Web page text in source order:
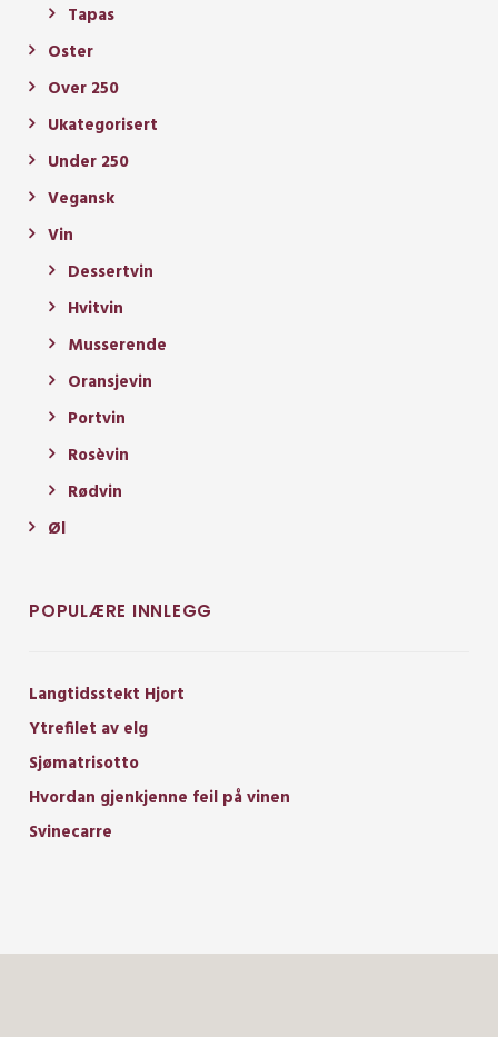
Tapas
Oster
Over 250
Ukategorisert
Under 250
Vegansk
Vin
Dessertvin
Hvitvin
Musserende
Oransjevin
Portvin
Rosèvin
Rødvin
Øl
POPULÆRE INNLEGG
Langtidsstekt Hjort
Ytrefilet av elg
Sjømatrisotto
Hvordan gjenkjenne feil på vinen
Svinecarre